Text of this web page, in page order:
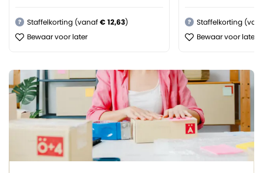
? Staffelkorting (vanaf€ 12,63)
Bewaar voor later
?
Staffelkorting
Bewaar voor later